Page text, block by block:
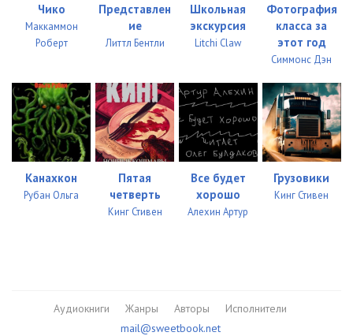
Чико
Маккаммон
Роберт
Представлен
ие
Литтл Бентли
Школьная
экскурсия
Litchi Claw
Фотография
класса за
этот год
Симмонс Дэн
Канахкон
Рубан Ольга
Пятая
четверть
Кинг Стивен
Все будет
хорошо
Алехин Артур
Грузовики
Кинг Стивен
Аудиокниги Жанры Авторы
Исполнители
mail@sweetbook.net